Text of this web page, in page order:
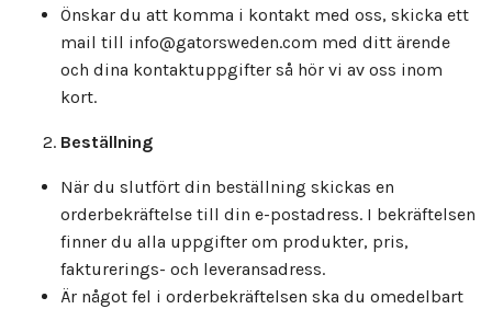
Önskar du att komma i kontakt med oss, skicka ett
mail till info@gatorsweden.com med ditt ärende
och dina kontaktuppgifter så hör vi av oss inom
kort.
Beställning
När du slutfört din beställning skickas en
orderbekräftelse till din e-postadress. I bekräftelsen
finner du alla uppgifter om produkter, pris,
fakturerings- och leveransadress.
Är något fel i orderbekräftelsen ska du omedelbart